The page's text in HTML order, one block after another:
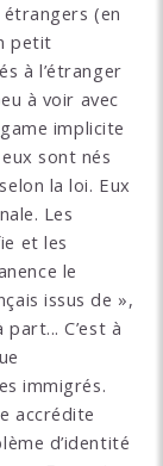
(en
petit
à l’étranger
à voir avec
implicite
sont nés
la loi. Eux
Les
et les
le
issus de »,
C’est à
immigrés.
accrédite
d’identité